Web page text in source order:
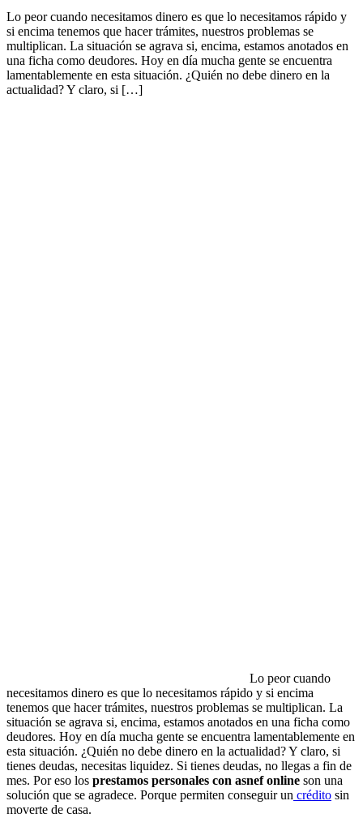
Lo peor cuando necesitamos dinero es que lo necesitamos rápido y
si encima tenemos que hacer trámites, nuestros problemas se
multiplican. La situación se agrava si, encima, estamos anotados en
una ficha como deudores. Hoy en día mucha gente se encuentra
lamentablemente en esta situación. ¿Quién no debe dinero en la
actualidad? Y claro, si […]
Lo peor cuando
necesitamos dinero es que lo necesitamos rápido y si encima
tenemos que hacer trámites, nuestros problemas se multiplican. La
situación se agrava si, encima, estamos anotados en una ficha como
deudores. Hoy en día mucha gente se encuentra lamentablemente en
esta situación. ¿Quién no debe dinero en la actualidad? Y claro, si
tienes deudas, necesitas liquidez. Si tienes deudas, no llegas a fin de
mes. Por eso los prestamos personales con asnef online son una
solución que se agradece. Porque permiten conseguir un crédito sin
moverte de casa.